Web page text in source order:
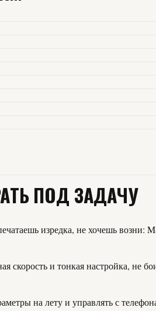
ПОД ЗАДАЧУ
изредка, не хочешь возни:
скорость и тонкая настройка, не
на лету и управлять с